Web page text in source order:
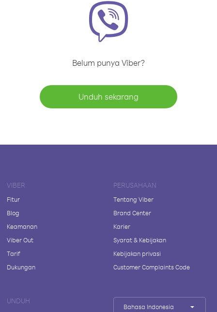
Belum punya Viber?
Unduh sekarang
VIBER
Fitur
Blog
Keamanan
Viber Out
Tarif
Dukungan
PERUSAHAAN
Tentang Viber
Brand Center
Karier
Syarat & Kebijakan
Kebijakan privasi
Customer Complaints Code
UNDUH
Bahasa Indonesia